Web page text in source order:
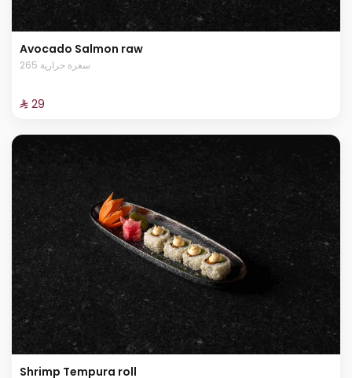
Avocado Salmon raw
265 سعرة حرارية
⁨⁦‪‬ 29⁩
Shrimp Tempura roll